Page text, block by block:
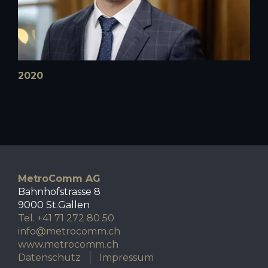
2020
MetroComm AG
Bahnhofstrasse 8
9000 St.Gallen
Tel. +41 71 272 80 50
info@metrocomm.ch
www.metrocomm.ch
Datenschutz
Impressum